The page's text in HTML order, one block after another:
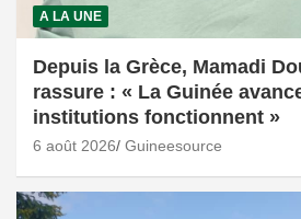
A LA UNE
Depuis la Grèce, Mamadi
rassure : « La Guinée
institutions fonctionnent »
6 août 2026 Guineesource